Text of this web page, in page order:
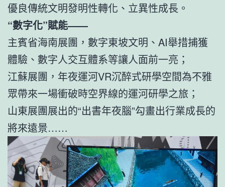
優良傳統文明發明性轉化、立異性成長。
“數字化”賦能——
主賓省海南展團，數字東坡文明、AI舉措捕獲
體驗、數字人交互體系等讓人面前一亮；
江蘇展團，年夜運河VR沉醉式研學空間為不雅
眾帶來一場衝破時空界線的運河研學之旅；
山東展團展出的“出書年夜腦”勾畫出行業成長的
將來遠景……